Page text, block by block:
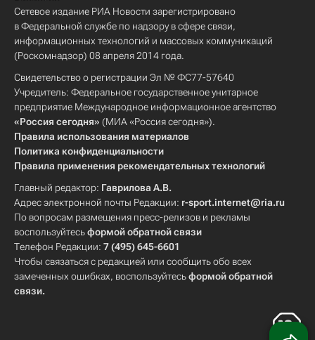
Сетевое издание РИА Новости зарегистрировано
в Федеральной службе по надзору в сфере связи,
информационных технологий и массовых коммуникаций
(Роскомнадзор) 08 апреля 2014 года.
Свидетельство о регистрации Эл № ФС77-57640
Учредитель: Федеральное государственное унитарное
предприятие Международное информационное агентство
«Россия сегодня» (МИА «Россия сегодня»).
Правила использования материалов
Политика конфиденциальности
Правила применения рекомендательных технологий
Главный редактор: Гаврилова А.В.
Адрес электронной почты Редакции: r-sport.internet@ria.ru
По вопросам размещения пресс-релизов и рекламы
воспользуйтесьформой обратной связи
Телефон Редакции: 7 (495) 645-6601
Чтобы связаться с редакцией или сообщить обо всех
замеченных ошибках, воспользуйтесьформой обратной
связи.